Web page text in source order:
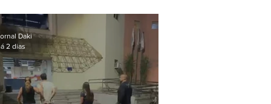
em Botafogo
Daki
2 dias